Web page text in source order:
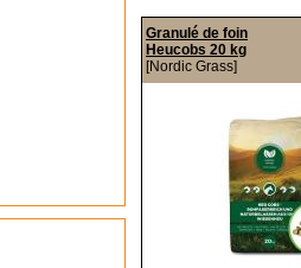
Granulé de foin
Heucobs 20 kg
[Nordic Grass]